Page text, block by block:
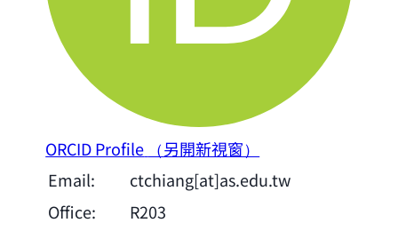
ORCID Profile （另開新視窗）
Email:
ctchiang[at]as.edu.tw
Office:
R203